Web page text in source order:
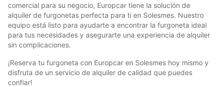
comercial para su negocio, Europcar tiene la solución de
alquiler de furgonetas perfecta para ti en Solesmes. Nuestro
equipo está listo para ayudarte a encontrar la furgoneta ideal
para tus necesidades y asegurarte una experiencia de alquiler
sin complicaciones.
¡Reserva tu furgoneta con Europcar en Solesmes hoy mismo y
disfruta de un servicio de alquiler de calidad que puedes
confiar!